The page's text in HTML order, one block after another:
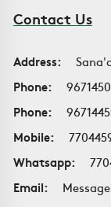
Contact Us
Address:
Phone:
Phone:
Mobile:
Whatsapp:
Email: